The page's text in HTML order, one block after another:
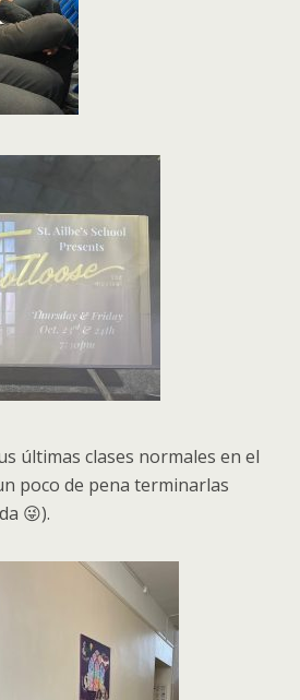
últimas clases normales en el
poco de pena terminarlas
😜).